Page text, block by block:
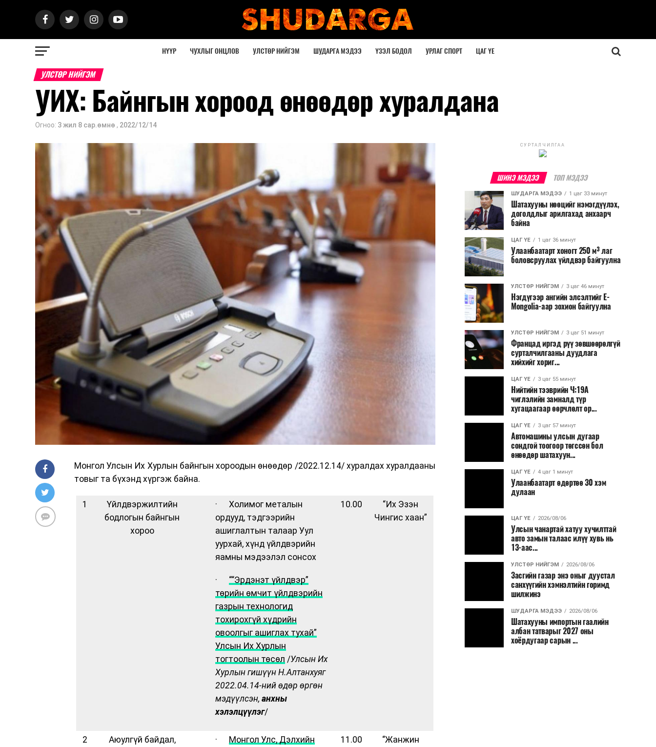
НҮҮР ЧУХЛЫГ ОНЦЛОВ УЛСТӨР НИЙГЭМ ШУДАРГА МЭДЭЭ ҮЗЭЛ БОДОЛ УРЛАГ СПОРТ ЦАГ ҮЕ
УЛСТӨР НИЙГЭМ
УИХ: Байнгын хороод өнөөдөр хуралдана
Огноо: 3 жил 8 сар.өмнө , 2022/12/14
Монгол Улсын Их Хурлын байнгын хороодын өнөөдөр /2022.12.14/ хуралдах хуралдааны
товыг та бүхэнд хүргэж байна.
1
Үйлдвэржилтийн
бодлогын байнгын
хороо
· Холимог металын
ордууд, тэдгээрийн
ашиглалтын талаар Уул
уурхай, хүнд үйлдвэрийн
яамны мэдээлэл сонсох
· ““Эрдэнэт үйлдвэр”
төрийн өмчит үйлдвэрийн
газрын технологид
тохирохгүй хүдрийн
овоолгыг ашиглах тухай”
Улсын Их Хурлын
тогтоолын төсөл /Улсын Их
Хурлын гишүүн Н.Алтанхуяг
2022.04.14-ний өдөр өргөн
мэдүүлсэн, анхны
хэлэлцүүлэг/
10.00
“Их Эзэн
Чингис хаан”
2
Аюулгүй байдал,
· Монгол Улс, Дэлхийн
11.00
“Жанжин
СУРТАЛЧИЛГАА
ШИНЭ МЭДЭЭ ТОП МЭДЭЭ
ШУДАРГА МЭДЭЭ 1 цаг 33 минут
Шатахууны нөөцийг нэмэгдүүлэх,
доголдлыг арилгахад анхаарч
байна
ЦАГ ҮЕ 1 цаг 36 минут
Улаанбаатарт хоногт 250 м³ лаг
боловсруулах үйлдвэр байгуулна
УЛСТӨР НИЙГЭМ 3 цаг 46 минут
Нэгдүгээр ангийн элсэлтийг E-
Mongolia-аар зохион байгуулна
УЛСТӨР НИЙГЭМ 3 цаг 51 минут
Францад иргэд рүү зөвшөөрөлгүй
сурталчилгааны дуудлага
хийхийг хориг...
ЦАГ ҮЕ 3 цаг 55 минут
Нийтийн тээврийн Ч:19А
чиглэлийн замналд түр
хугацаагаар өөрчлөлт ор...
ЦАГ ҮЕ 3 цаг 57 минут
Автомашины улсын дугаар
сондгой тоогоор төгссөн бол
өнөөдөр шатахуун...
ЦАГ ҮЕ 4 цаг 1 минут
Улаанбаатарт өдөртөө 30 хэм
дулаан
ЦАГ ҮЕ 2026/08/06
Улсын чанартай хатуу хучилттай
авто замын талаас илүү хувь нь
13-аас...
УЛСТӨР НИЙГЭМ 2026/08/06
Засгийн газар энэ оныг дуустал
санхүүгийн хэмнэлтийн горимд
шилжинэ
ШУДАРГА МЭДЭЭ 2026/08/06
Шатахууны импортын гаалийн
албан татварыг 2027 оны
хоёрдугаар сарын ...